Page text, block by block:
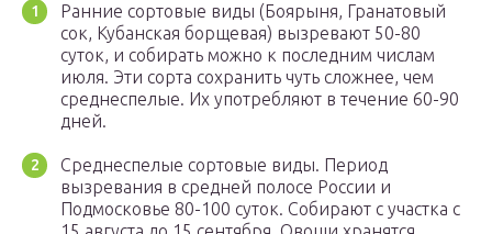
Ранние сортовые виды (Боярыня, Гранатовый
сок, Кубанская борщевая) вызревают 50-80
суток, и собирать можно к последним числам
июля. Эти сорта сохранить чуть сложнее, чем
среднеспелые. Их употребляют в течение 60-90
дней.
Среднеспелые сортовые виды. Период
вызревания в средней полосе России и
Подмосковье 80-100 суток. Собирают с участка с